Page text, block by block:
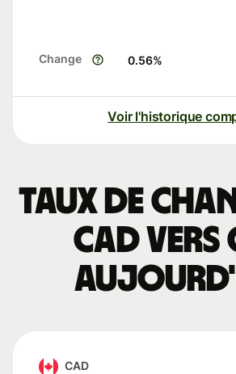
Change 0.56%
Voir l'historique
Taux de
CAD vers
CAD